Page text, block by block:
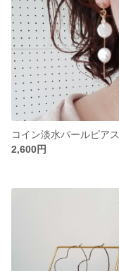
コイン淡水パールピアス
2,600円